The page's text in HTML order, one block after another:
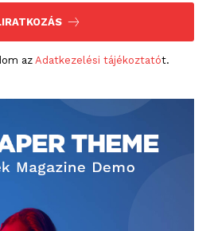
az Adatkezelési tájékoztatót.